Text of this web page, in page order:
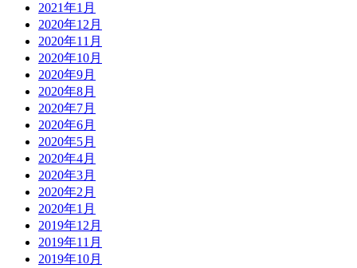
2021年1月
2020年12月
2020年11月
2020年10月
2020年9月
2020年8月
2020年7月
2020年6月
2020年5月
2020年4月
2020年3月
2020年2月
2020年1月
2019年12月
2019年11月
2019年10月